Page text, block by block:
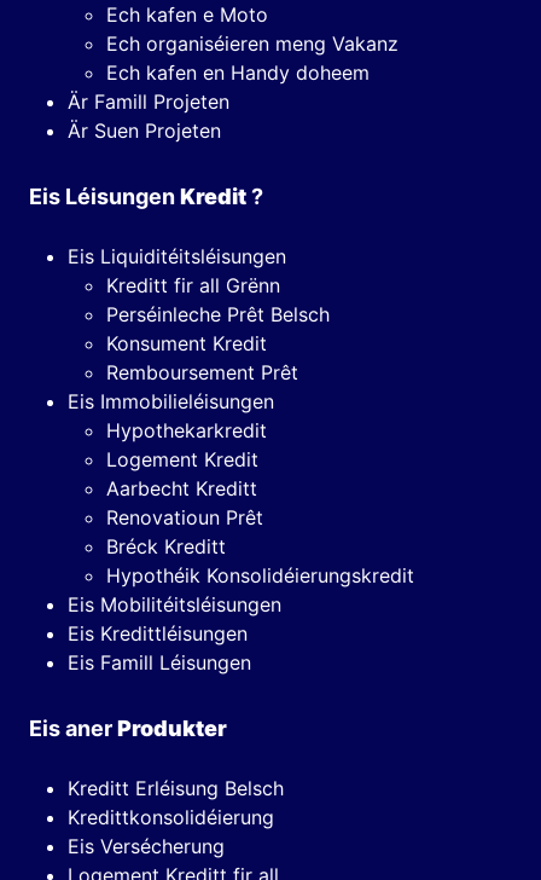
Ech kafen e Moto
Ech organiséieren meng Vakanz
Ech kafen en Handy doheem
Är Famill Projeten
Är Suen Projeten
Eis LéisungenKredit?
Eis Liquiditéitsléisungen
Kreditt fir all Grënn
Perséinleche Prêt Belsch
Konsument Kredit
Remboursement Prêt
Eis Immobilieléisungen
Hypothekarkredit
Logement Kredit
Aarbecht Kreditt
Renovatioun Prêt
Bréck Kreditt
Hypothéik Konsolidéierungskredit
Eis Mobilitéitsléisungen
Eis Kredittléisungen
Eis Famill Léisungen
Eis anerProdukter
Kreditt Erléisung Belsch
Kredittkonsolidéierung
Eis Versécherung
Logement Kreditt fir all